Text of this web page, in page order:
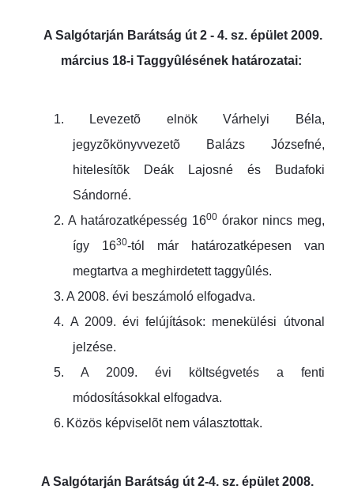
A Salgótarján Barátság út 2 - 4. sz. épület 2009.
március 18-i Taggyûlésének határozatai:
1.
Levezetõ elnök Várhelyi Béla,
jegyzõkönyvvezetõ Balázs Józsefné,
hitelesítõk Deák Lajosné és Budafoki
Sándorné.
2. A határozatképesség 1600 órakor nincs meg,
így 1630-tól már határozatképesen van
megtartva a meghirdetett taggyûlés.
3. A 2008. évi beszámoló elfogadva.
4. A 2009. évi felújítások: menekülési útvonal
jelzése.
5.
A 2009. évi költségvetés a fenti
módosításokkal elfogadva.
6. Közös képviselõt nem választottak.
A Salgótarján Barátság út 2-4. sz. épület 2008.